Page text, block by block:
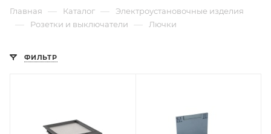
Главная — Каталог — Электроустановочные изделия
— Розетки и выключатели — Лючки
ФИЛЬТР